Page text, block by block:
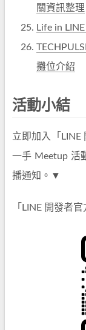
關資訊整理
Life in
攤位介紹
活動小結
立即加入「LINE
一手 Meetup 活
播通知。▼
「LINE 開發者